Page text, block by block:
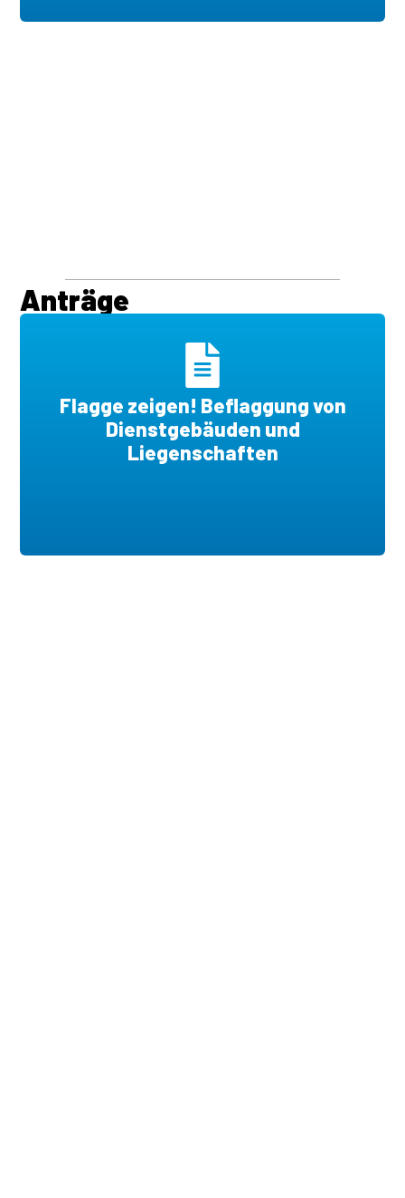
Anträge
Flagge zeigen! Beflaggung von
Dienstgebäuden und
Liegenschaften